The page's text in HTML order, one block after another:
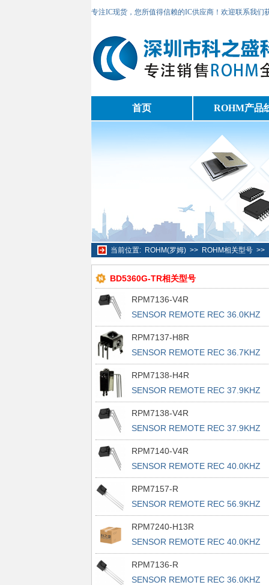
专注IC现货，您所值得信赖的IC供应商！欢迎联系我们
首页 ROHM产品
当前位置: ROHM(罗姆)>> ROHM相关型号>>
BD5360G-TR相关型号
RPM7136-V4R
SENSOR REMOTE REC 36.0KHZ
15M
RPM7137-H8R
SENSOR REMOTE REC 36.7KHZ
15M
RPM7138-H4R
SENSOR REMOTE REC 37.9KHZ
15M
RPM7138-V4R
SENSOR REMOTE REC 37.9KHZ
15M
RPM7140-V4R
SENSOR REMOTE REC 40.0KHZ
15M
RPM7157-R
SENSOR REMOTE REC 56.9KHZ
15M
RPM7240-H13R
SENSOR REMOTE REC 40.0KHZ
15M
RPM7136-R
SENSOR REMOTE REC 36.0KHZ